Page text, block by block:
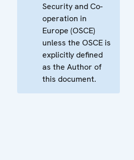
Security and Co-
operation in
Europe (OSCE)
unless the OSCE is
explicitly defined
as the Author of
this document.